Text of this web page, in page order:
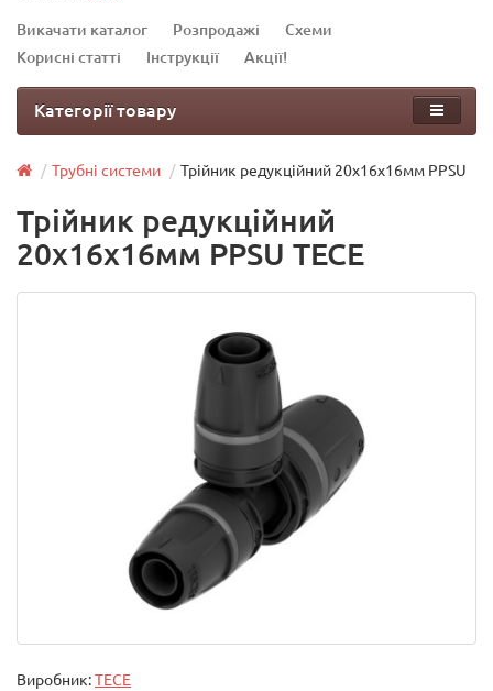
Викачати каталог Розпродажі
Схеми
Корисні статті
Інструкції Акції!
Категорії товару
Трубні системи Трійник редукційний 20х16х16мм PPSU
Трійник редукційний
20х16х16мм PPSU TECE
Виробник:TECE